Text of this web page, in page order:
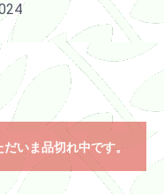
だいま品切れ中です。